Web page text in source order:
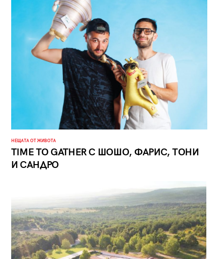
НЕЩАТА ОТ ЖИВОТА
TIME TO GATHER С ШОШО, ФАРИС, ТОНИ
И САНДРО